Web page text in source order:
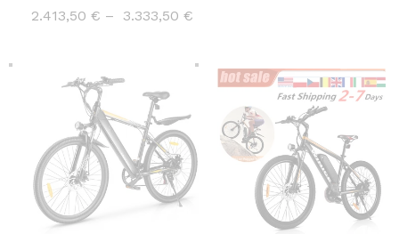
2.413,50 € – 3.333,50 €